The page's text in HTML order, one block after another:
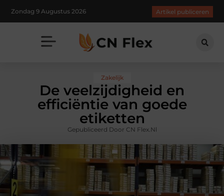
Zondag 9 Augustus 2026 Artikel publiceren
Zakelijk
De veelzijdigheid en
efficiëntie van goede
etiketten
Gepubliceerd Door CN Flex.nl